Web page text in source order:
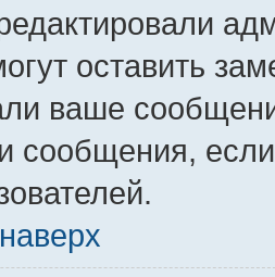
оставить
ваше
сообщения,